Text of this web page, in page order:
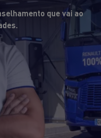
que vai ao